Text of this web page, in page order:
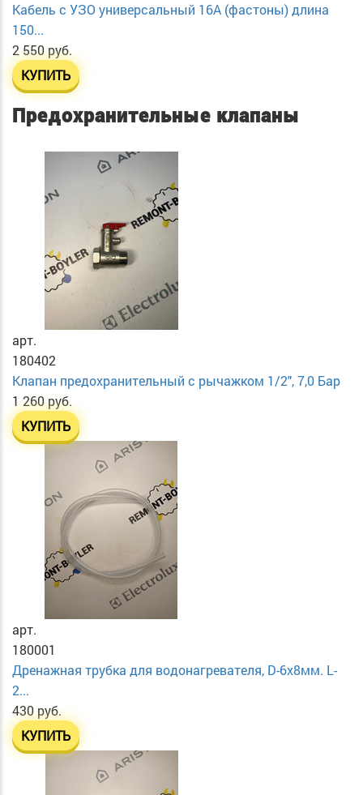
Кабель с УЗО универсальный 16А (фастоны) длина
150...
2 550 руб.
КУПИТЬ
Предохранительные клапаны
арт.
180402
Клапан предохранительный с рычажком 1/2", 7,0 Бар
1 260 руб.
КУПИТЬ
арт.
180001
Дренажная трубка для водонагревателя, D-6х8мм. L-
2...
430 руб.
КУПИТЬ